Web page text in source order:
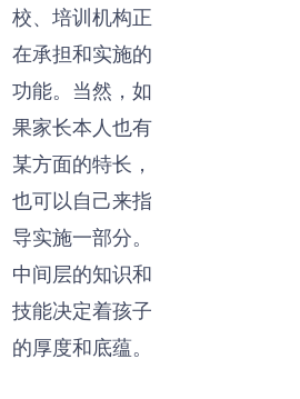
校、培训机构正
在承担和实施的
功能。当然，如
果家长本人也有
某方面的特长，
也可以自己来指
导实施一部分。
中间层的知识和
技能决定着孩子
的厚度和底蕴。